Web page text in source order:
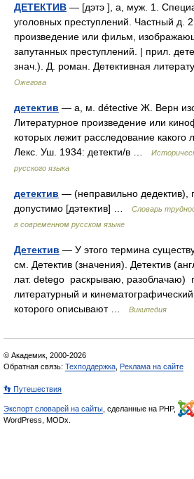
ДЕТЕКТИВ — [дэтэ ], а, муж. 1.
уголовных преступлений. Частный д.
произведение или фильм,
запутанных преступлений. | прил.
знач.). Д. роман. Детективная
Ожегова
детектив — а, м. détective Ж. Верн
Литературное произведение или
которых лежит расследование какого
Лекс. Уш. 1934: детекти/в …
русского языка
детектив — (неправильно дедектив),
допустимо [дэтектив] …
Словарь
в современном русском языке
Детектив — У этого термина
см. Детектив (значения). Детектив
лат. detego раскрываю, разоблачаю)
литературный и
которого описывают …
Википедия
© Академик, 2000-2026
Обратная связь: Техподдержка Реклама на сайте
👣 Путешествия
Экспорт словарей на сайты , сделанные на PHP,
WordPress, MODx.